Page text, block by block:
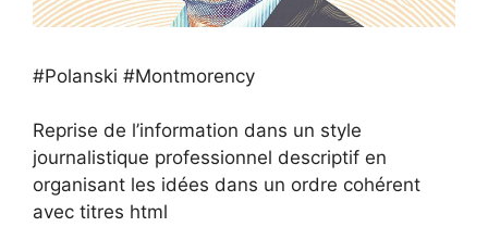
#Polanski #Montmorency
Reprise de l’information dans un style
journalistique professionnel descriptif en
organisant les idées dans un ordre cohérent
avec titres html